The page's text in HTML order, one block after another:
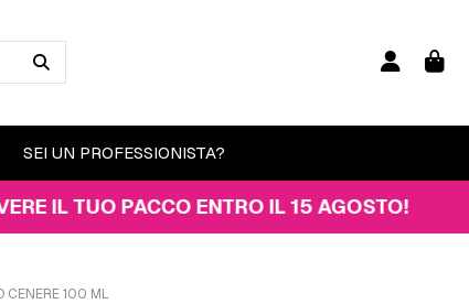
SEI UN PROFESSIONISTA?
PACCO ENTRO IL 15 AGOSTO!
CENERE 100 ML